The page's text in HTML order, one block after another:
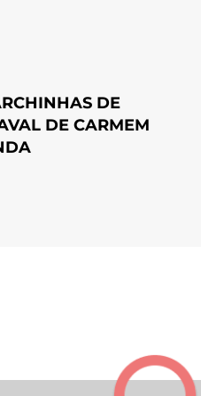
DE
DE CARMEM